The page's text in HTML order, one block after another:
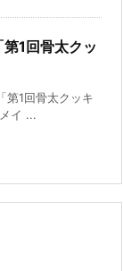
1回骨太クッ
第1回骨太クッキ
イ ...